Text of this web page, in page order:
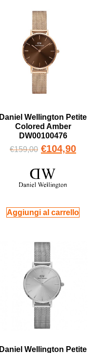
Daniel Wellington Petite
Colored Amber
DW00100476
€159,00 €104,90
Aggiungi al carrello
Daniel Wellington Petite